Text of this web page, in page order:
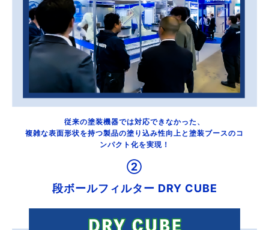
従来の塗装機器では対応できなかった、
複雑な表面形状を持つ製品の塗り込み性向上と塗装ブースのコ
ンパクト化を実現！
②
段ボールフィルター DRY CUBE